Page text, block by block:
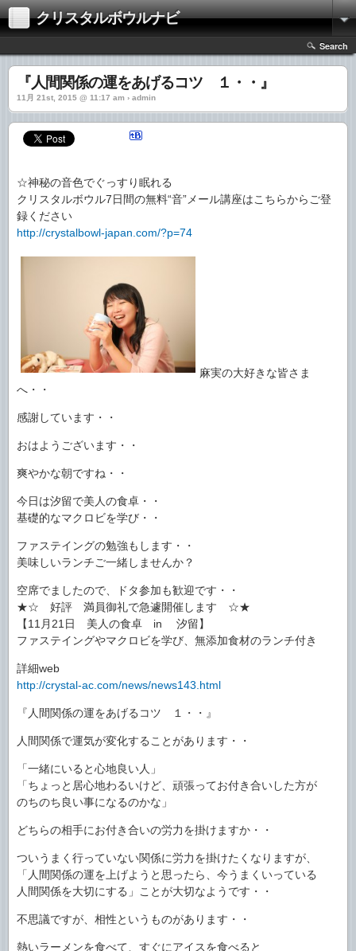
クリスタルボウルナビ
Search
『人間関係の運をあげるコツ １・・』
11月 21st, 2015 @ 11:17 am › admin
☆神秘の音色でぐっすり眠れる
クリスタルボウル7日間の無料“音”メール講座はこちらからご登
録ください
http://crystalbowl-japan.com/?p=74
麻実の大好きな皆さま
へ・・
感謝しています・・
おはようございます・・
爽やかな朝ですね・・
今日は汐留で美人の食卓・・
基礎的なマクロビを学び・・
ファステイングの勉強もします・・
美味しいランチご一緒しませんか？
空席でましたので、ドタ参加も歓迎です・・
★☆ 好評 満員御礼で急遽開催します ☆★
【11月21日 美人の食卓 in 汐留】
ファステイングやマクロビを学び、無添加食材のランチ付き
詳細web
http://crystal-ac.com/news/news143.html
『人間関係の運をあげるコツ １・・』
人間関係で運気が変化することがあります・・
「一緒にいると心地良い人」
「ちょっと居心地わるいけど、頑張ってお付き合いした方が
のちのち良い事になるのかな」
どちらの相手にお付き合いの労力を掛けますか・・
ついうまく行っていない関係に労力を掛けたくなりますが、
「人間関係の運を上げようと思ったら、今うまくいっている
人間関係を大切にする」ことが大切なようです・・
不思議ですが、相性というものがあります・・
熱いラーメンを食べて、すぐにアイスを食べると